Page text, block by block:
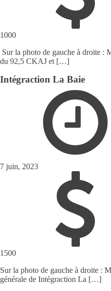
1000
Sur la photo de gauche à droite :
du 92,5 CKAJ et […]
Intégraction La Baie
7 juin, 2023
1500
Sur la photo de gauche à droite :
générale de Intégraction La […]